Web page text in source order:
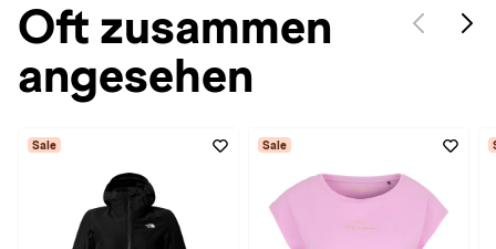
Oft zusammen
angesehen
Sale Sale